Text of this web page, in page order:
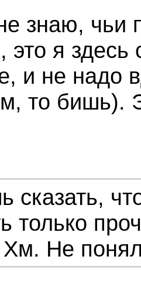
знаю, чьи
я здесь
и не надо
то бишь).
сказать,
только
Хм. Не